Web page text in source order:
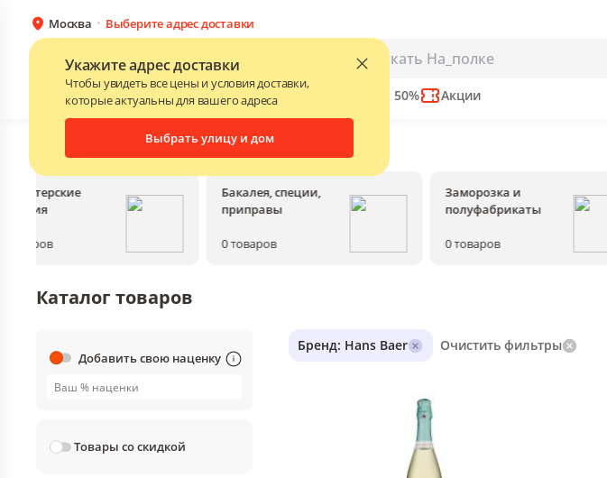
Москва Выберите адрес доставки
Укажите адрес доставки
Чтобы увидеть все цены и условия доставки,
которые актуальны для вашего адреса
Выбрать улицу и дом
Каталог
БрендыПрайс-листы поставщиков Скидки до 50% Акции
Каталог
товаров
Бакалея, специи,
приправы
0товаров
Заморозка и
полуфабрикаты
0товаров
Каталог товаров
Добавить свою наценку
Товары со скидкой
Бренд: Hans Baer Очистить фильтры